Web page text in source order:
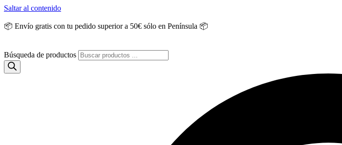
Saltar al contenido
📦 Envío gratis con tu pedido superior a 50€ sólo en Península 📦
Búsqueda de productos